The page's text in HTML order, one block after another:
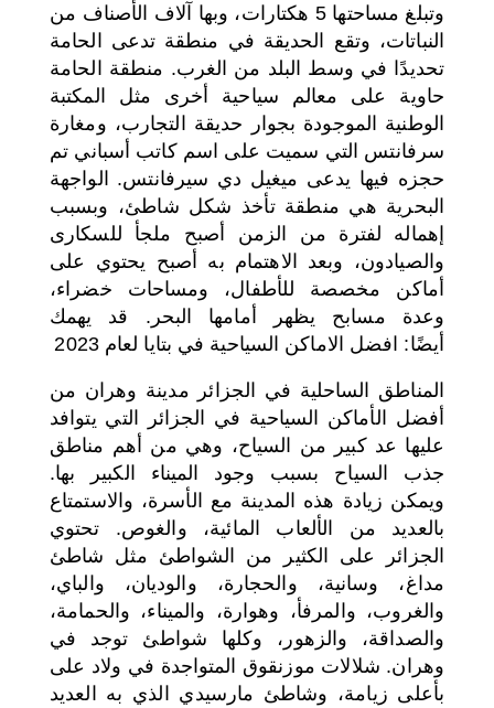
وتبلغ مساحتها 5 هكتارات، وبها آلاف الأصناف من
النباتات، وتقع الحديقة في منطقة تدعى الحامة
تحديدًا في وسط البلد من الغرب. منطقة الحامة
حاوية على معالم سياحية أخرى مثل المكتبة
الوطنية الموجودة بجوار حديقة التجارب، ومغارة
سرفانتس التي سميت على اسم كاتب أسباني تم
حجزه فيها يدعى ميغيل دي سيرفانتس. الواجهة
البحرية هي منطقة تأخذ شكل شاطئ، وبسبب
إهماله لفترة من الزمن أصبح ملجأ للسكارى
والصيادون، وبعد الاهتمام به أصبح يحتوي على
أماكن مخصصة للأطفال، ومساحات خضراء،
وعدة مسابح يظهر أمامها البحر. قد يهمك
أيضًا: افضل الاماكن السياحية في بتايا لعام 2023
المناطق الساحلية في الجزائر مدينة وهران من
أفضل الأماكن السياحية في الجزائر التي يتوافد
عليها عد كبير من السياح، وهي من أهم مناطق
جذب السياح بسبب وجود الميناء الكبير بها.
ويمكن زيادة هذه المدينة مع الأسرة، والاستمتاع
بالعديد من الألعاب المائية، والغوص. تحتوي
الجزائر على الكثير من الشواطئ مثل شاطئ
مداغ، وسانية، والحجارة، والوديان، والباي،
والغروب، والمرفأ، وهوارة، والميناء، والحمامة،
والصداقة، والزهور، وكلها شواطئ توجد في
وهران. شلالات موزنقوق المتواجدة في ولاد على
بأعلى زيامة، وشاطئ مارسيدي الذي به العديد